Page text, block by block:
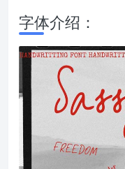
字体介绍：